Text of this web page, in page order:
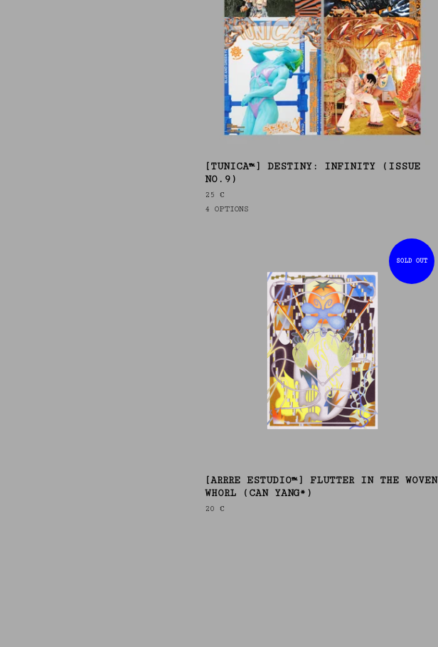
[TUNICA™] DES­TINY: IN­FIN­ITY (ISSUE
NO.9)
25 €
4 OPTIONS
SOLD OUT
[ARRRE ESTUDIO™] FLUTTER IN THE WOVEN
WHORL (CAN YANG*)
20 €